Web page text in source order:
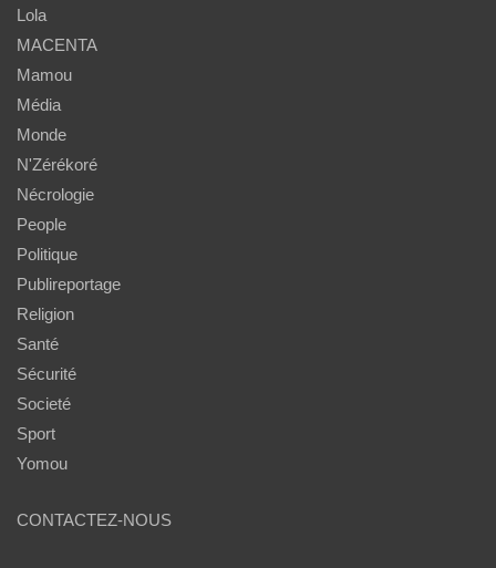
Lola
MACENTA
Mamou
Média
Monde
N'Zérékoré
Nécrologie
People
Politique
Publireportage
Religion
Santé
Sécurité
Societé
Sport
Yomou
CONTACTEZ-NOUS